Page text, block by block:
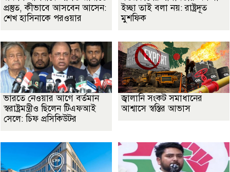
প্রস্তুত, কীভাবে আসবেন আসেন:
শেখ হাসিনাকে পরওয়ার
ইচ্ছা তাই বলা নয়: রাষ্ট্রদূত
মুশফিক
ভারতে নেওয়ার আগে বর্তমান
স্বরাষ্ট্রমন্ত্রীও ছিলেন টিএফআই
সেলে: চিফ প্রসিকিউটর
জ্বালানি সংকট সমাধানের
আশ্বাসে স্বস্তির আভাস